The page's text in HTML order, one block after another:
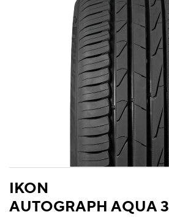
IKON
AUTOGRAPH AQUA 3